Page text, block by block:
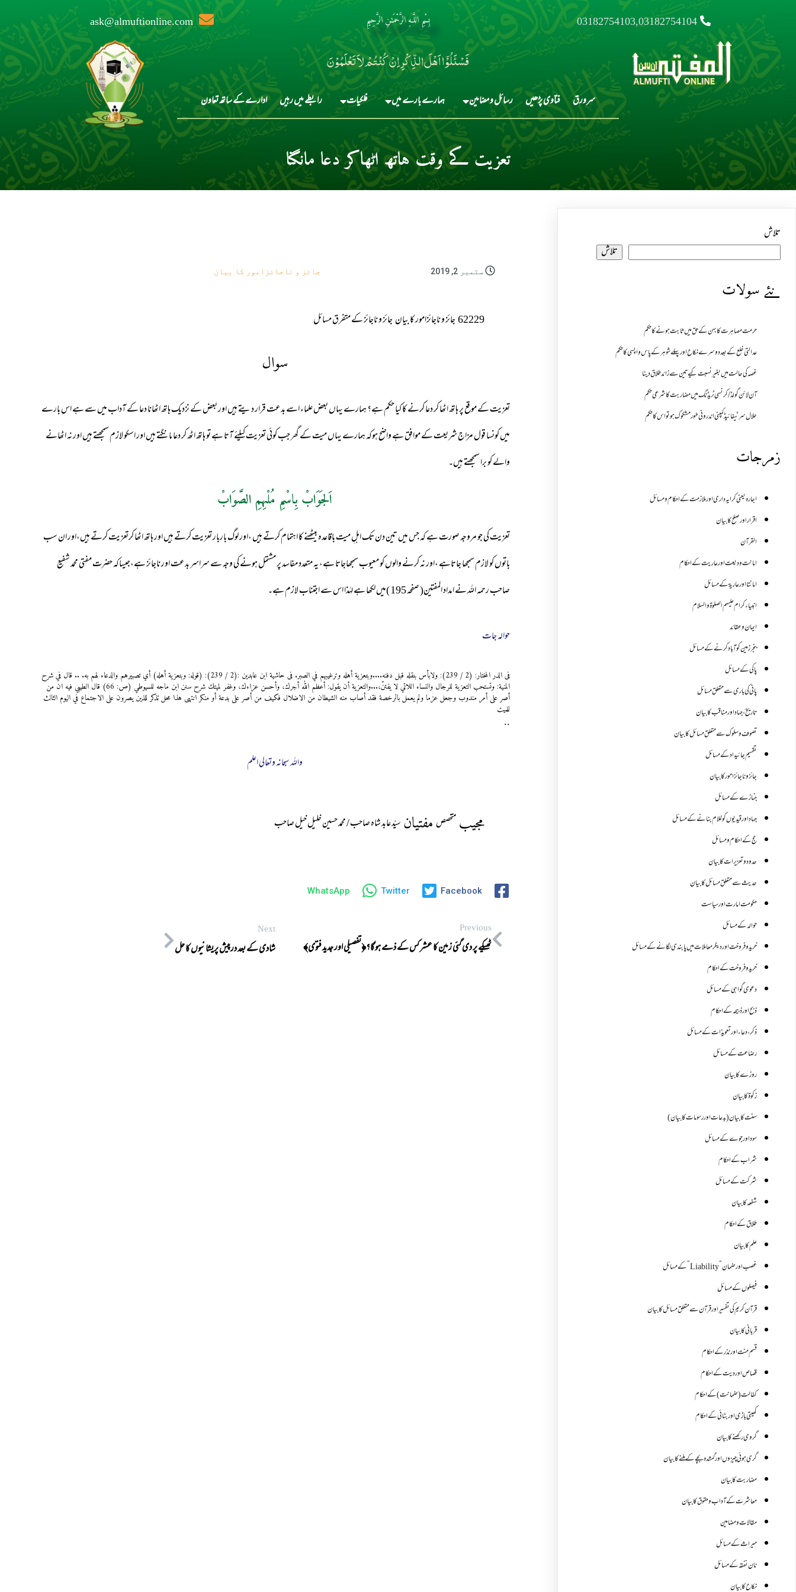
03182754103,03182754104 بِسْمِ اللَّـهِ الرَّحْمَـٰنِ الرَّحِيمِ ask@almuftionline.com
فَسْئَلُوْٓا اَہْلَ الذِّکْرِ اِنْ کُنْتُمْ لاَ تَعْلَمُوْنَ
سرورق فتاوی پڑھیں رسائل و مضامین ہمارے بارے میں فلکیات رابطے میں رہیں ادارے کے ساتھ تعاون
تعزیت کے وقت ہاتھ اٹھاکر دعا مانگنا
ستمبر 2, 2019 جائز و ناجائزامور کا بیان
62229جائز و ناجائزامور کا بیان جائز و ناجائز کے متفرق مسائل
سوال
تعزیت کے موقع پر ہاتھ اٹھا کر دعا کرنے کا کیا حکم ہے؟ ہمارے یہاں بعض علماء اسے بدعت قرار دیتے ہیں اور بعض کے نزدیک ہاتھ اٹھانا دعا کے آداب میں سے ہے اس بارے
میں کونسا قول مزاج شریعت کے موافق ہے واضح ہوکہ ہمارے یہاں میت کے گھر جب کوئی تعزیت کیلئے آتا ہے تو ہاتھ اٹھ کر دعا مانگتے ہیں اور اسکو لازم سمجھتے ہیں اور نہ اٹھانے
والے کو برا سمجھتے ہیں۔
اَلجَوَابْ بِاسْمِ مُلْہِمِ الصَّوَابْ
تعزیت کی جو مروجہ صورت ہے کہ جس میں تین دن تک اہلِ میت باقاعدہ بیٹھنے کا اہتمام کرتے ہیں ،اور لوگ باربار تعزیت کرتے ہیں اور ہاتھ اٹھا کرتعزیت کرتے ہیں،اور ان سب
باتوں کو لازم سمجھا جاتاہے ،اور نہ کرنے والوں کو معیوب سمجھاجاتا ہے، یہ متعدد مفاسد پر مشتمل ہونے کی وجہ سے سراسر بدعت اور ناجائز ہے،جیساکہ حضرت مفتی محمد شفیع
صاحب رحمہ اللہ نے امداد المفتین( صفحہ 195 )میں لکھا ہے لہٰذا اس سے اجتناب لازم ہے۔
حوالہ جات
فی الدر المختار: (2 / 239): ولابأس بنقله قبل دفنه....وبتعزية أهله وترغيبهم في الصبر. فی حاشية ابن عابدين :(2 / 239): (قوله: وبتعزية أهله) أي تصبيرهم والدعاء لهم به. .. قال في شرح
المنية: وتستحب التعزية للرجال والنساء اللاتي لا يفتنّ،...والتعزية أن يقول: أعظم الله أجرك، وأحسن عزاءك، وغفر لميتك شرح سنن ابن ماجه للسيوطي (ص: 66) قال الطيبي فيه ان من
أصر على أمر مندوب وجعل عزما ولم يعمل بالرخصة فقد أصاب منه الشيطان من الاضلال فكيف من أصر على بدعة أو منكر انتهى هذا محل تذكر للذين يصرون على الاجتماع في اليوم الثالث
للميت
..
واللہ سبحانہ وتعالی اعلم
مجیب متخصص مفتیان سیّد عابد شاہ صاحب / محمد حسین خلیل خیل صاحب
Facebook
Twitter
WhatsApp
Previous
ٹھیکے پر دی گئی زمین کا عشر کس کے ذمے ہو گا؟﴿تفصیلی اور جدید فتوی﴾
Next
شادی کے بعد درپیش پریشانیوں کا حل
تلاش
تلاش
نئے سولات
حرمت مصاہرت کا بہن کے حق میں ثابت ہونے کا حکم
عدالتی خلع کے بعد دوسرے نکاح اور پہلے شوہر کے پاس واپسی کا حکم
غصہ کی حالت میں بغیر نسبت کیے تین سے زائد طلاق دینا
آن لائن گولڈ /کرنسی ٹریڈنگ میں مضاربت کا شرعی حکم
حلال سرٹیفائیڈ کمپنی اندرونی طور مشکوک ہو تو اس کا حکم
زمرجات
اجارہ یعنی کرایہ داری اور ملازمت کے احکام و مسائل
اقرار اور صلح کا بیان
القرآن
امانت ودیعت اورعاریت کے احکام
امانتا اور عاریة کے مسائل
انبیاء کرام علیہم الصلوۃ والسلام
ایمان وعقائد
بنجر زمین کو آباد کرنے کے مسائل
پاکی کے مسائل
پانی کی باری سے متعلق مسائل
تاریخ،جہاد اور مناقب کا بیان
تصوف و سلوک سے متعلق مسائل کا بیان
تقسیم جائیداد کے مسائل
جائز و ناجائزامور کا بیان
جنازے کےمسائل
جہاد اور قیدیوں کو غلام بنانے کے مسائل
حج کے احکام ومسائل
حدود و تعزیرات کا بیان
حدیث سے متعلق مسائل کا بیان
حکومت امارت اور سیاست
حوالہ کے مسائل
خرید و فروخت اور دیگر معاملات میں پابندی لگانے کے مسائل
خرید و فروخت کے احکام
دعوی گواہی کے مسائل
ذبح اور ذبیحہ کے احکام
ذکر،دعاء اور تعویذات کے مسائل
رضاعت کے مسائل
روزے کا بیان
زکوة کابیان
سنت کا بیان (بدعات اور رسومات کا بیان)
سود اور جوے کے مسائل
شراب کے احکام
شرکت کے مسائل
شفعہ کا بیان
طلاق کے احکام
علم کا بیان
غصب اورضمان”Liability” کے مسائل
فیصلوں کے مسائل
قرآن کریم کی تفسیر اور قرآن سے متعلق مسائل کا بیان
قربانی کا بیان
قسم منت اور نذر کے احکام
قصاص اور دیت کے احکام
کفالت (ضمانت) کے احکام
کھیتی باڑی اور بٹائی کے احکام
گروی رکھنے کا بیان
گری ہوئی چیزوں اورگمشدہ بچے کے ملنے کا بیان
مضاربت کا بیان
معاشرت کے آداب و حقوق کا بیان
مقالات ومضامین
میراث کے مسائل
نان نفقہ کے مسائل
نکاح کا بیان